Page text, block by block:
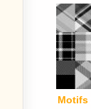
Motifs